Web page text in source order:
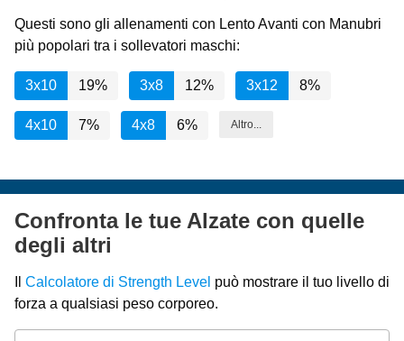
Questi sono gli allenamenti con Lento Avanti con Manubri
più popolari tra i sollevatori maschi:
3x10 19% 3x8 12% 3x12 8%
4x10 7% 4x8 6% Altro...
Confronta le tue Alzate con quelle
degli altri
Calcolatore di Strength Level può mostrare il tuo livello di
forza a qualsiasi peso corporeo.